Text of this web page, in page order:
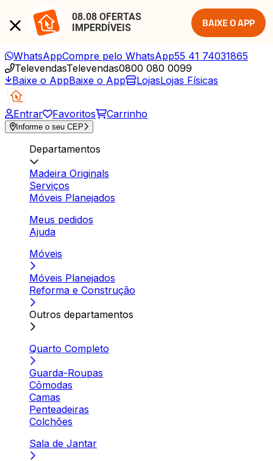
08.08 OFERTAS
IMPERDÍVEIS
BAIXE O APP
WhatsAppCompre pelo WhatsApp55 41 74031865
TelevendasTelevendas0800 080 0099
Baixe o AppBaixe o App LojasLojas Físicas
Entrar Favoritos Carrinho
Informe o seu CEP
Departamentos
Madeira Originals
Serviços
Móveis Planejados
Meus pedidos
Ajuda
Móveis
Móveis Planejados
Reforma e Construção
Outros departamentos
Quarto Completo
Guarda-Roupas
Cômodas
Camas
Penteadeiras
Colchões
Sala de Jantar